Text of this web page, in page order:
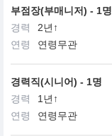
부점장(부매니저) - 1명
경력
2년↑
연령
연령무관
경력직(시니어) - 1명
경력
1년↑
연령
연령무관